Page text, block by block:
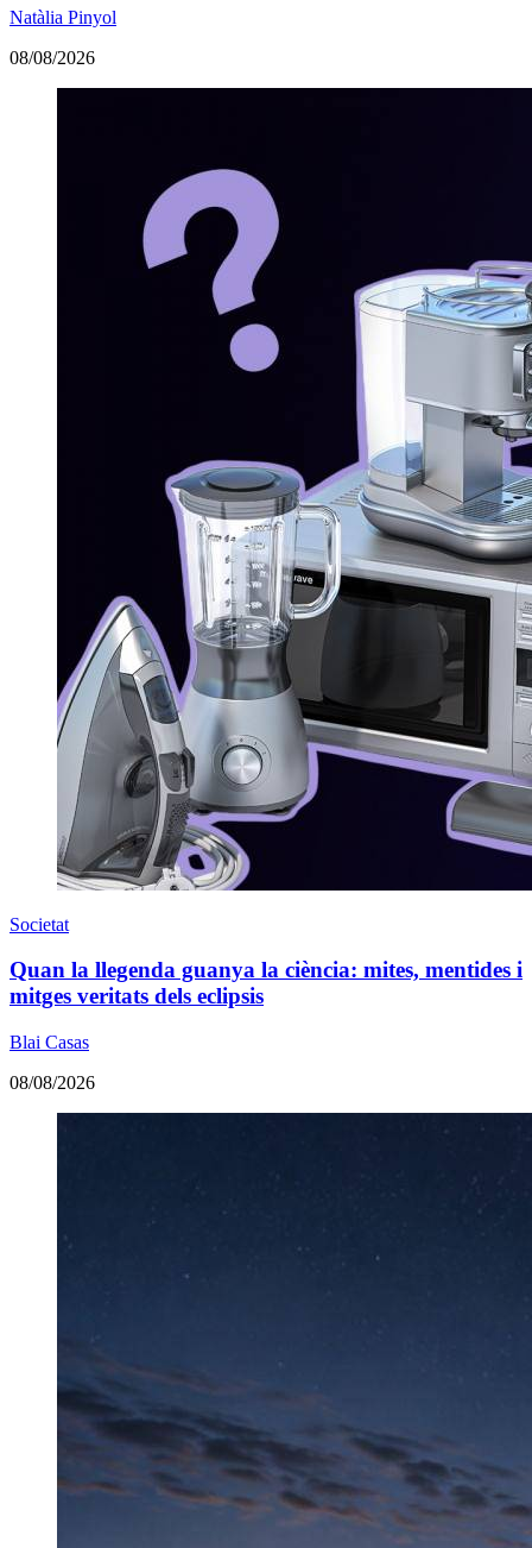
Natàlia Pinyol
08/08/2026
Societat
Quan la llegenda guanya la ciència: mites, mentides i
mitges veritats dels eclipsis
Blai Casas
08/08/2026